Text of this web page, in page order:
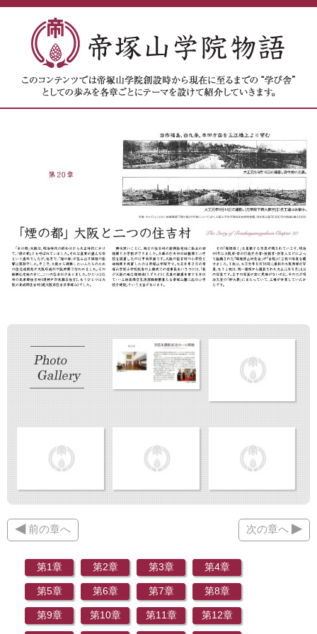
◀ 前の章へ 次の章へ ▶
第1章 第2章 第3章 第4章
第5章 第6章 第7章 第8章
第9章 第10章 第11章 第12章